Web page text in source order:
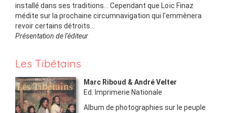
installé dans ses traditions... Cependant que Loïc Finaz
médite sur la prochaine circumnavigation qui l'emmènera
revoir certains détroits...
Présentation de l'éditeur
Les Tibétains
Marc Riboud & André Velter
Ed.
Imprimerie Nationale
Album de photographies sur le peuple